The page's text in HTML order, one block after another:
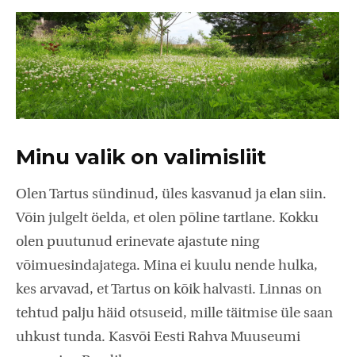
Minu valik on valimisliit
Olen Tartus sündinud, üles kasvanud ja elan siin.
Võin julgelt öelda, et olen põline tartlane. Kokku
olen puutunud erinevate ajastute ning
võimuesindajatega. Mina ei kuulu nende hulka,
kes arvavad, et Tartus on kõik halvasti. Linnas on
tehtud palju häid otsuseid, mille täitmise üle saan
uhkust tunda. Kasvõi Eesti Rahva Muuseumi